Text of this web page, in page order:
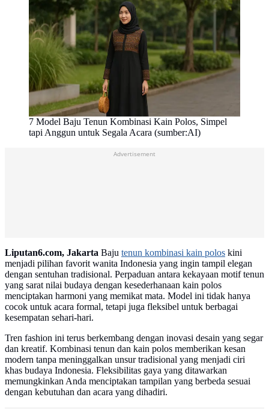
7 Model Baju Tenun Kombinasi Kain Polos, Simpel
tapi Anggun untuk Segala Acara (sumber:AI)
Liputan6.com, Jakarta Baju tenun kombinasi kain polos kini
menjadi pilihan favorit wanita Indonesia yang ingin tampil elegan
dengan sentuhan tradisional. Perpaduan antara kekayaan motif tenun
yang sarat nilai budaya dengan kesederhanaan kain polos
menciptakan harmoni yang memikat mata. Model ini tidak hanya
cocok untuk acara formal, tetapi juga fleksibel untuk berbagai
kesempatan sehari-hari.
Tren fashion ini terus berkembang dengan inovasi desain yang segar
dan kreatif. Kombinasi tenun dan kain polos memberikan kesan
modern tanpa meninggalkan unsur tradisional yang menjadi ciri
khas budaya Indonesia. Fleksibilitas gaya yang ditawarkan
memungkinkan Anda menciptakan tampilan yang berbeda sesuai
dengan kebutuhan dan acara yang dihadiri.